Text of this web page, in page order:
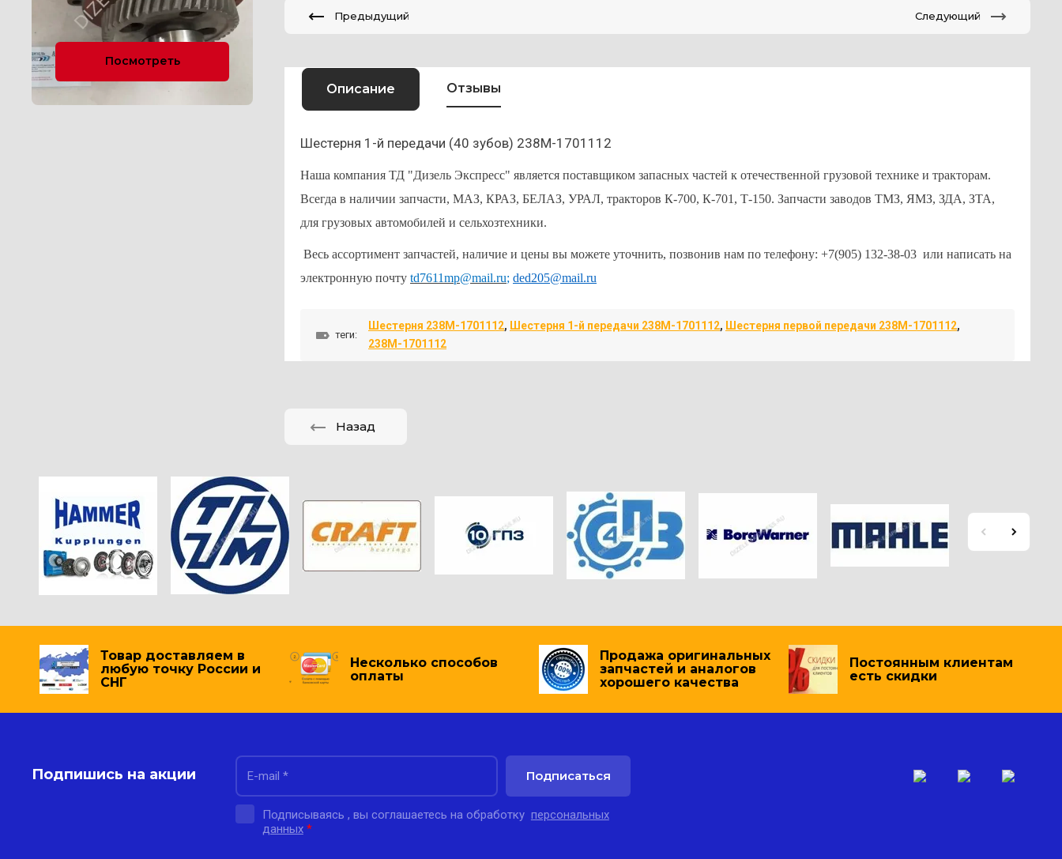
Посмотреть
Предыдущий Следующий
Описание Отзывы
Шестерня 1-й передачи (40 зубов) 238М-1701112
Наша компания ТД "Дизель Экспресс" является поставщиком запасных частей к отечественной грузовой технике и тракторам.
Всегда в наличии запчасти, МАЗ, КРАЗ, БЕЛАЗ, УРАЛ, тракторов К-700, К-701, Т-150. Запчасти заводов ТМЗ, ЯМЗ, ЗДА, ЗТА,
для грузовых автомобилей и сельхозтехники.
Весь ассортимент запчастей, наличие и цены вы можете уточнить, позвонив нам по телефону: +7(905) 132-38-03 или написать на
электронную почту td7611mp@mail.ru; ded205@mail.ru
теги:
Шестерня 238М-1701112, Шестерня 1-й передачи 238М-1701112, Шестерня первой передачи 238М-1701112,
238М-1701112
Назад
Товар доставляем в
любую точку России и
СНГ
Несколько способов
оплаты
Продажа оригинальных
запчастей и аналогов
хорошего качества
Постоянным клиентам
есть скидки
Подпишись на акции
Подписываясь , вы соглашаетесь на обработку персональных
данных *
Подписаться